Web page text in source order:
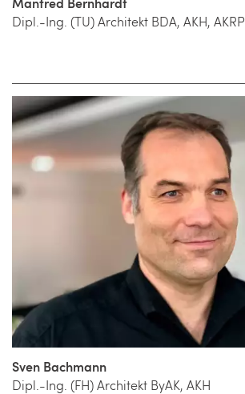
Manfred Bernhardt
Dipl.-Ing. (TU) Architekt BDA, AKH, AKRP
Sven Bachmann
Dipl.-Ing. (FH) Architekt ByAK, AKH